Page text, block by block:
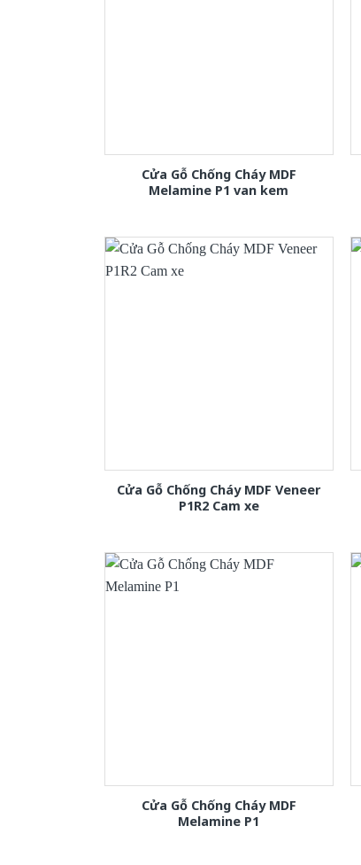
Cửa Gỗ Chống Cháy MDF
Melamine P1 van kem
Cửa Gỗ Chống Cháy MDF Veneer
P1R2 Cam xe
Cửa Gỗ Chống Cháy MDF
Melamine P1